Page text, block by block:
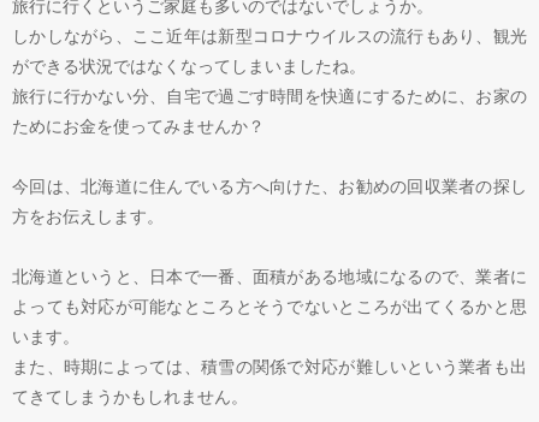
旅行に行くというご家庭も多いのではないでしょうか。
しかしながら、ここ近年は新型コロナウイルスの流行もあり、観光
ができる状況ではなくなってしまいましたね。
旅行に行かない分、自宅で過ごす時間を快適にするために、お家の
ためにお金を使ってみませんか？
今回は、北海道に住んでいる方へ向けた、お勧めの回収業者の探し
方をお伝えします。
北海道というと、日本で一番、面積がある地域になるので、業者に
よっても対応が可能なところとそうでないところが出てくるかと思
います。
また、時期によっては、積雪の関係で対応が難しいという業者も出
てきてしまうかもしれません。